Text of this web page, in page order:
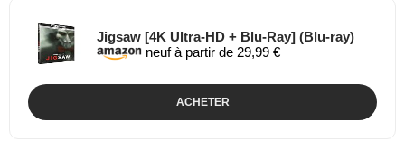
Jigsaw [4K Ultra-HD + Blu-Ray] (Blu-ray)
neuf à partir de 29,99 €
ACHETER